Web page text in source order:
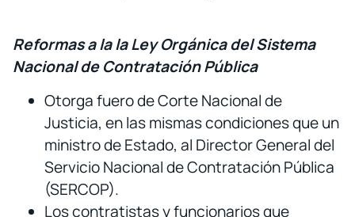
Reformas a la la Ley Orgánica del Sistema
Nacional de Contratación Pública
Otorga fuero de Corte Nacional de
Justicia, en las mismas condiciones que un
ministro de Estado, al Director General del
Servicio Nacional de Contratación Pública
(SERCOP).
Los contratistas y funcionarios que